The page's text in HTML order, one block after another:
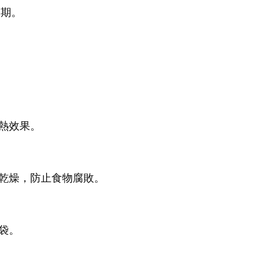
。
效果。
，防止食物腐敗。
。